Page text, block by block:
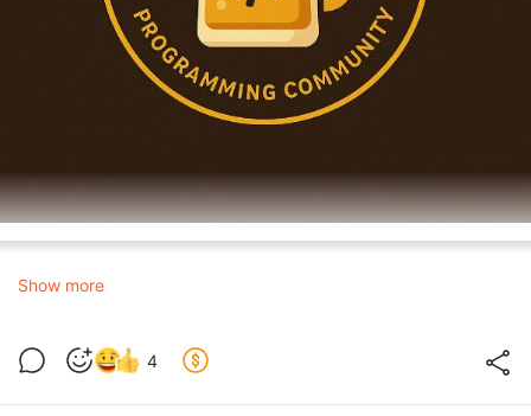
Show more
4